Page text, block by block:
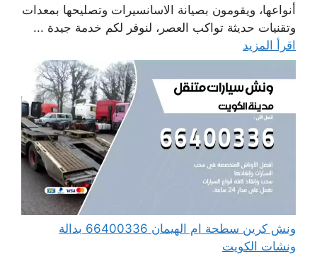
أنواعها، ويقومون بصيانة الاسانسيرات وتصليحها بمعدات
وتقنيات حديثة تواكب العصر، لنوفر لكم خدمة جيدة ...
اقرأ المزيد
ونش كرين سطحة ام الهيمان 66400336 بدالة
ونشات الكويت